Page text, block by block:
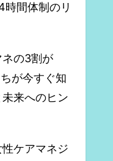
間体制のリ
ネの3割が
が今すぐ知
来へのヒン
ケアマネジ